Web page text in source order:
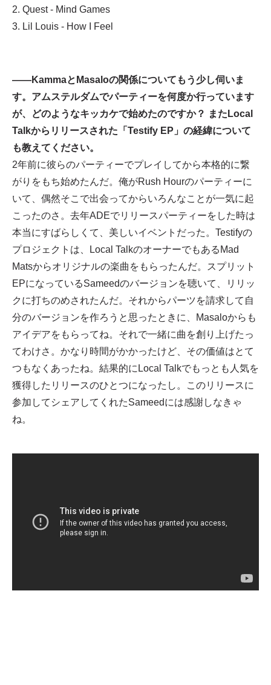
2. Quest - Mind Games
3. Lil Louis - How I Feel
——KammaとMasaloの関係についてもう少し伺いま
す。アムステルダムでパーティーを何度か行っています
が、どのようなキッカケで始めたのですか？ またLocal
Talkからリリースされた「Testify EP」の経緯について
も教えてください。
2年前に彼らのパーティーでプレイしてから本格的に繋
がりをもち始めたんだ。俺がRush Hourのパーティーに
いて、偶然そこで出会ってからいろんなことが一気に起
こったのさ。去年ADEでリリースパーティーをした時は
本当にすばらしくて、美しいイベントだった。Testifyの
プロジェクトは、Local TalkのオーナーでもあるMad
Matsからオリジナルの楽曲をもらったんだ。スプリット
EPになっているSameedのバージョンを聴いて、リリッ
クに打ちのめされたんだ。それからパーツを請求して自
分のバージョンを作ろうと思ったときに、Masaloからも
アイデアをもらってね。それで一緒に曲を創り上げたっ
てわけさ。かなり時間がかかったけど、その価値はとて
つもなくあったね。結果的にLocal Talkでもっとも人気を
獲得したリリースのひとつになったし。このリリースに
参加してシェアしてくれたSameedには感謝しなきゃ
ね。